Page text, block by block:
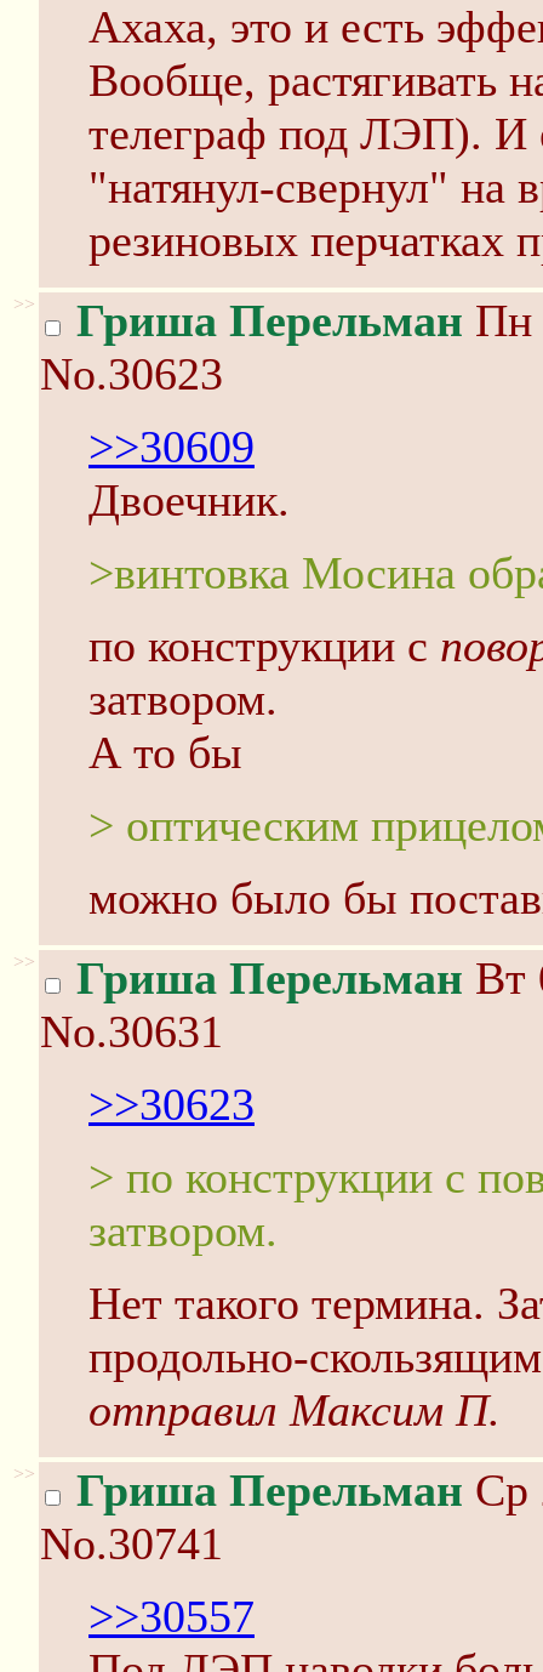
Ахаха, это и есть
Вообще, растягивать
телеграф под ЛЭП). И
"натянул-свернул" на
резиновых перчатках
>> Гриша Перельман Пн
No.30623
>>30609
Двоечник.
>винтовка Мосина
по конструкции с
затвором.
А то бы
> оптическим
можно было бы
>> Гриша Перельман Вт
No.30631
>>30623
> по конструкции с
затвором.
Нет такого термина.
продольно-
отправил Максим П.
>> Гриша Перельман Ср
No.30741
>>30557